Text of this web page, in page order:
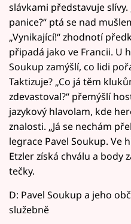
slávkami představuje
panice?“ ptá se nad
„Vynikající!“ zhodnotí
připadá jako ve Francii. U
Soukup zamýšlí, co lidi
Taktizuje? „Co já těm
zdevastoval?“ přemýšlí
jazykový hlavolam, kde
znalosti. „Já se nechám
legrace Pavel Soukup. Ve
Etzler získá chválu a body
tečky.
D: Pavel Soukup a jeho
služebně